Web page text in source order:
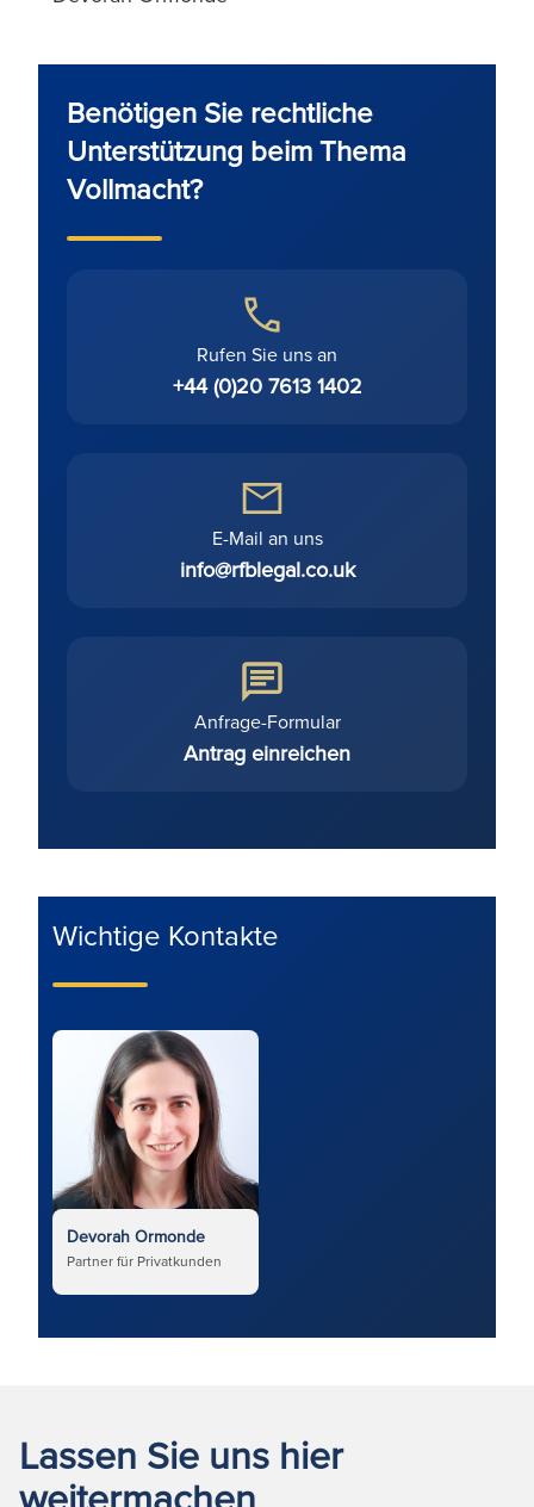
Benötigen Sie rechtliche
Unterstützung beim Thema
Vollmacht?
Rufen Sie uns an
+44 (0)20 7613 1402
E-Mail an uns
info@rfblegal.co.uk
Anfrage-Formular
Antrag einreichen
Wichtige Kontakte
Devorah Ormonde
Partner für Privatkunden
Lassen Sie uns hier